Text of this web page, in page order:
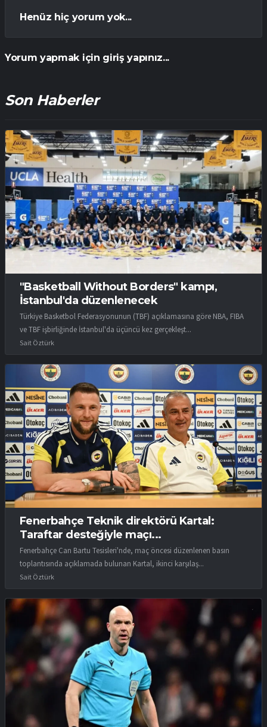
Henüz hiç yorum yok...
Yorum yapmak için giriş yapınız...
Son Haberler
"Basketball Without Borders" kampı,
İstanbul'da düzenlenecek
Türkiye Basketbol Federasyonunun (TBF) açıklamasına göre NBA, FIBA
ve TBF işbirliğinde İstanbul'da üçüncü kez gerçekleşt...
Sait Öztürk
Fenerbahçe Teknik direktörü Kartal:
Taraftar desteğiyle maçı...
Fenerbahçe Can Bartu Tesisleri'nde, maç öncesi düzenlenen basın
toplantısında açıklamada bulunan Kartal, ikinci karşılaş...
Sait Öztürk